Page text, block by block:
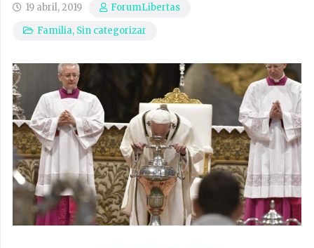
19 abril, 2019
ForumLibertas
Familia, Sin categorizar